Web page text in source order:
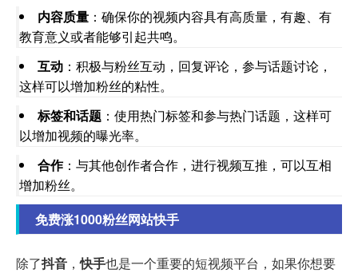
内容质量 ：确保你的视频内容具有高质量，有趣、有
教育意义或者能够引起共鸣。
互动 ：积极与粉丝互动，回复评论，参与话题讨论，
这样可以增加粉丝的粘性。
标签和话题 ：使用热门标签和参与热门话题，这样可
以增加视频的曝光率。
合作：与其他创作者合作，进行视频互推，可以互相
增加粉丝。
免费涨1000粉丝网站快手
除了抖音 ，快手也是一个重要的短视频平台，如果你想要